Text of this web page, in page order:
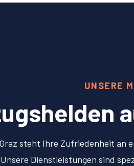
UNSERE
steht Ihre Zufriedenheit an
Dienstleistungen sind